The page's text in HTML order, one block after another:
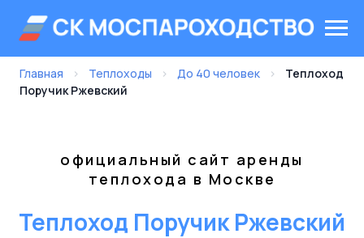
Главная › Теплоходы › До 40 человек ›
Теплоход
Поручик Ржевский
официальный сайт аренды
теплохода в Москве
Теплоход Поручик Ржевский